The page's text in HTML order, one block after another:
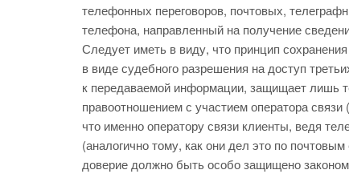
телефонных переговоров, почтовых,
телефона, направленный на получение
Следует иметь в виду, что принцип
в виде судебного разрешения на доступ
к передаваемой информации, защищает лишь
правоотношением с участием оператора
что именно оператору связи клиенты, ведя
(аналогично тому, как они дел это по
доверие должно быть особо защищено